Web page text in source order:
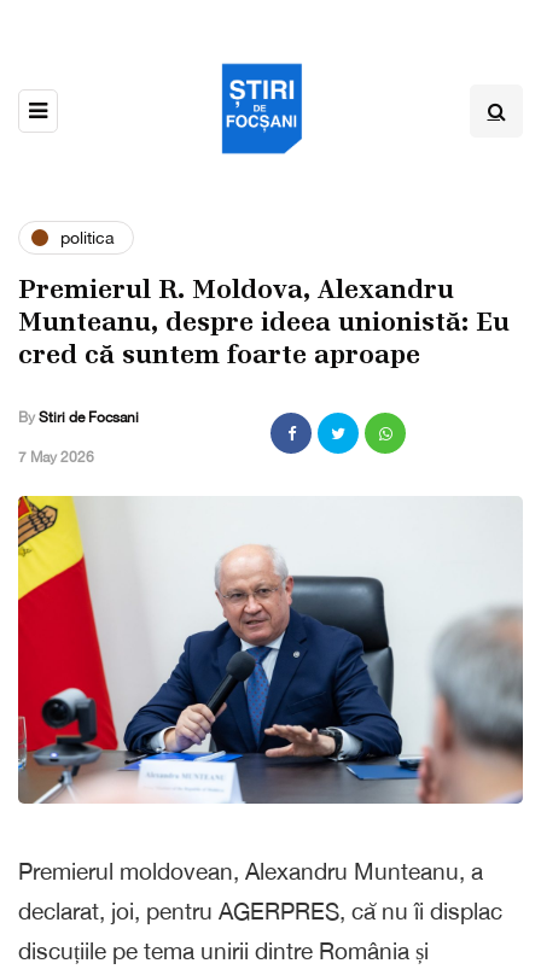
politica
Premierul R. Moldova, Alexandru
Munteanu, despre ideea unionistă: Eu
cred că suntem foarte aproape
By Stiri de Focsani
,7 May 2026
Premierul moldovean, Alexandru Munteanu, a
declarat, joi, pentru AGERPRES, că nu îi displac
discuțiile pe tema unirii dintre România și